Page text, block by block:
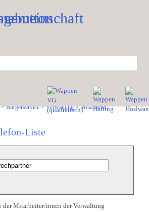
Bürgerservice>Verwaltung>Mitarbeiter
Liste
der Mitarbeiter/innen der Verwaltung